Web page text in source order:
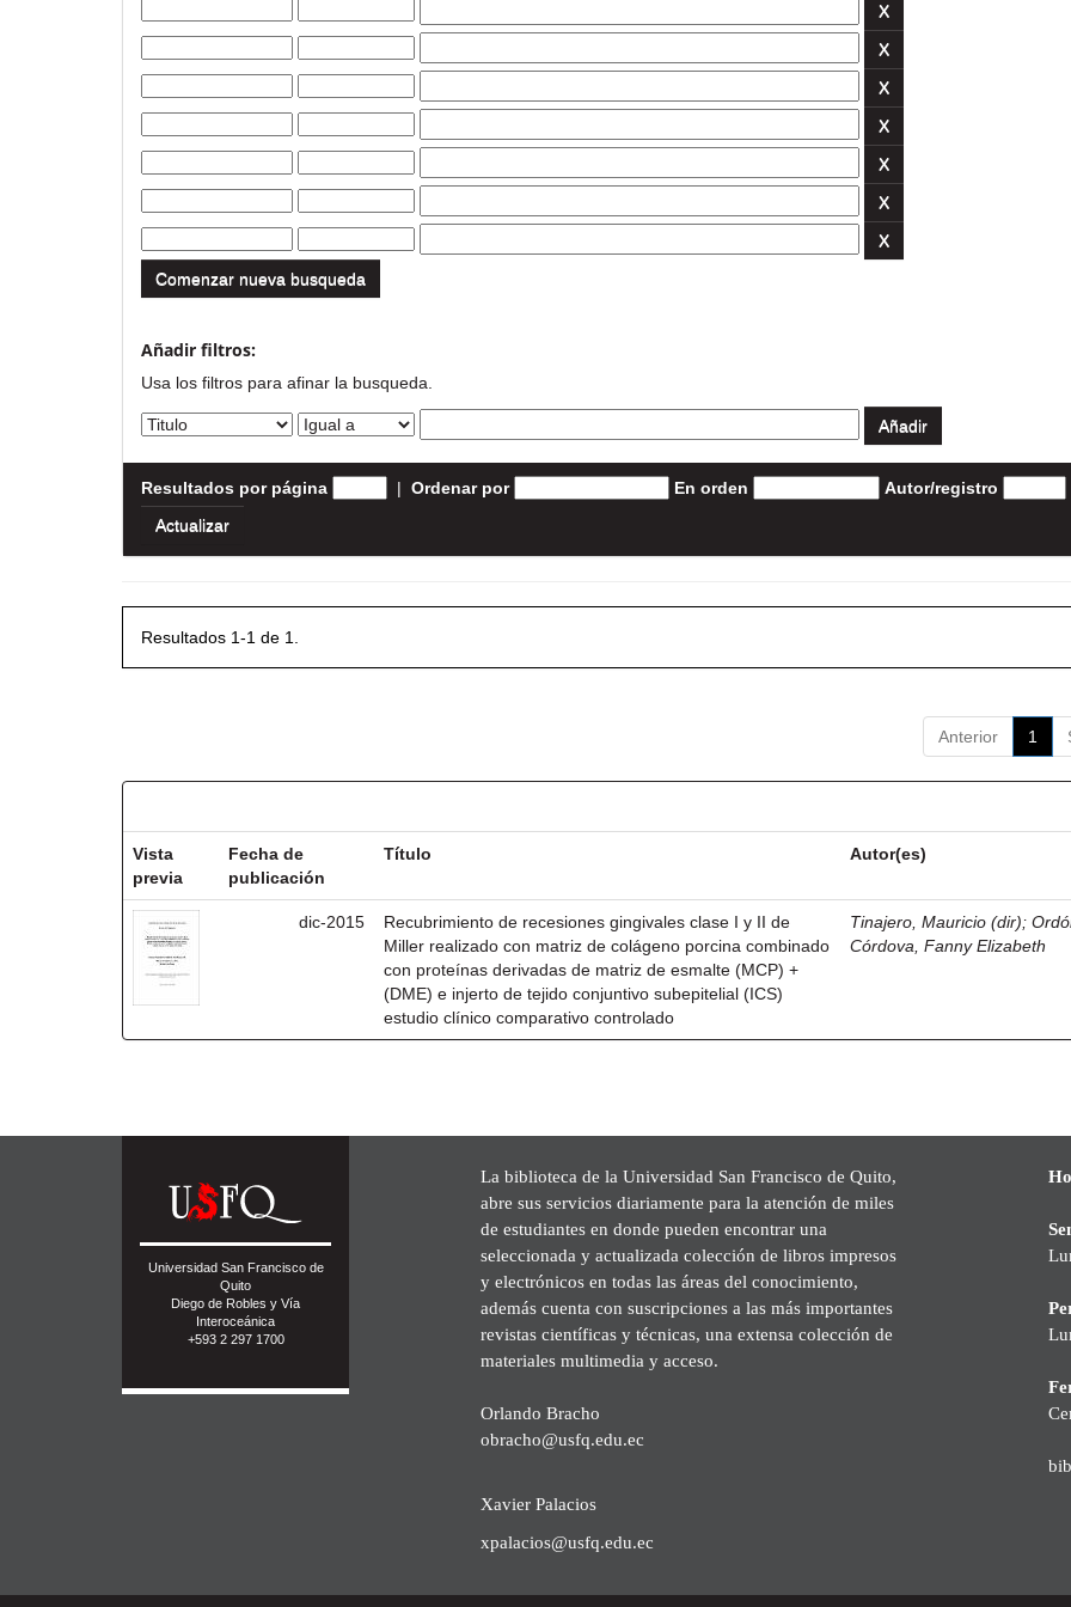
Comenzar nueva busqueda
Añadir filtros:
Usa los filtros para afinar la busqueda.
Resultados por página | Ordenar por En orden Autor/registro
Resultados 1-1 de 1.
Anterior 1
Vista
previa
Fecha de
publicación
Título Autor(es)
dic-2015
Recubrimiento de recesiones gingivales clase I y II de
Miller realizado con matriz de colágeno porcina combinado
con proteínas derivadas de matriz de esmalte (MCP) +
(DME) e injerto de tejido conjuntivo subepitelial (ICS)
estudio clínico comparativo controlado
Tinajero, Mauricio (dir);
Córdova, Fanny Elizabeth
Universidad San Francisco de
Quito
Diego de Robles y Vía
Interoceánica
+593 2 297 1700
La biblioteca de la Universidad San Francisco de Quito,
abre sus servicios diariamente para la atención de miles
de estudiantes en donde pueden encontrar una
seleccionada y actualizada colección de libros impresos
y electrónicos en todas las áreas del conocimiento,
además cuenta con suscripciones a las más importantes
revistas científicas y técnicas, una extensa colección de
materiales multimedia y acceso.
Orlando Bracho
obracho@usfq.edu.ec
Xavier Palacios
xpalacios@usfq.edu.ec